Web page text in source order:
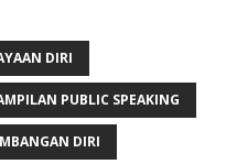
DIRI
PUBLIC SPEAKING
DIRI